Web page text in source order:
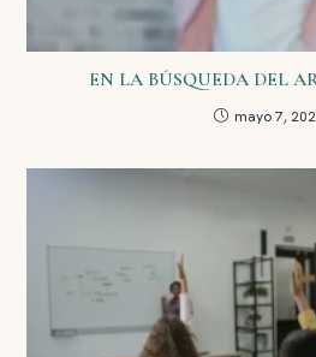
EN LA BÚSQUEDA DEL
mayo 7,